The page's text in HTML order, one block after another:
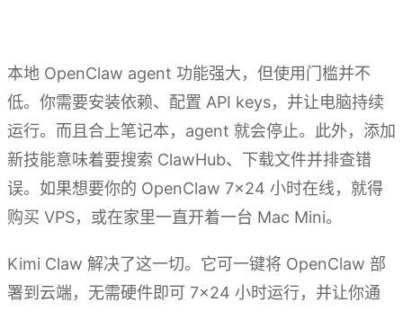
本地 OpenClaw agent 功能强大，但使用门槛并不
低。你需要安装依赖、配置 API keys，并让电脑持续
运行。而且合上笔记本，agent 就会停止。此外，添加
新技能意味着要搜索 ClawHub、下载文件并排查错
误。如果想要你的 OpenClaw 7×24 小时在线，就得
购买 VPS，或在家里一直开着一台 Mac Mini。
Kimi Claw 解决了这一切。它可一键将 OpenClaw 部
署到云端，无需硬件即可 7×24 小时运行，并让你通